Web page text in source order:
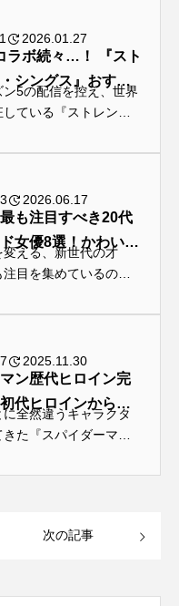
メリル・ストリープ
ロケ地巡り
田所ちさ
2026.01.27
ラボ続々…！ 『スト
シングス』おすす
特集
5の配信を控え、世界
ている『ストレンジ
とった数々のコラボ
をあげる状況だ。今
2026.06.17
最も注目すべき20代
女優8選！かわいい
次世代スター
える、新世代の才
目を集めているの
ベテラン勢を圧倒す
在である。 若きハリ
2025.11.30
ン歴代ヒロイン完
代ヒロインから最
の進化を徹底解説
全然違うキャラクタ
た『スパイダーマ
』から2022年の『ノ
次の記事